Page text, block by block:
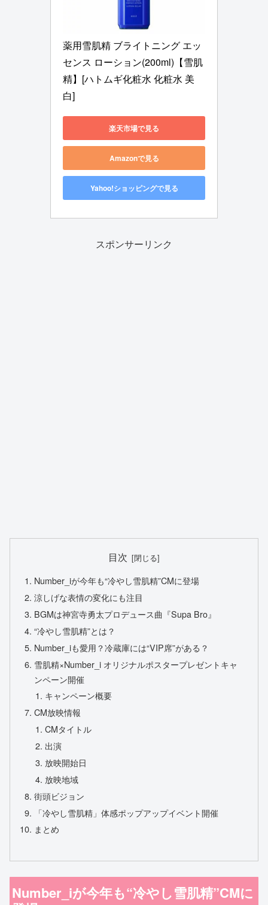
薬用雪肌精 ブライトニング エッ
センス ローション(200ml)【雪肌
精】[ハトムギ化粧水 化粧水 美
白]
楽天市場で見る
Amazonで見る
Yahoo!ショッピングで見る
スポンサーリンク
目次
Number_iが今年も“冷やし雪肌精”CMに登場
涼しげな表情の変化にも注目
BGMは神宮寺勇太プロデュース曲『Supa Bro』
“冷やし雪肌精”とは？
Number_iも愛用？冷蔵庫には“VIP席”がある？
雪肌精×Number_i オリジナルポスタープレゼントキャ
ンペーン開催
キャンペーン概要
CM放映情報
CMタイトル
出演
放映開始日
放映地域
街頭ビジョン
「冷やし雪肌精」体感ポップアップイベント開催
まとめ
Number_iが今年も“冷やし雪肌精”CMに